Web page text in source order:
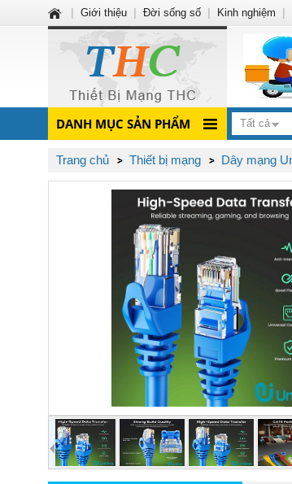
DANH MỤC SẢN PHẨM Tất cả
Trang chủ Thiết bị mạng Dây mạng
Giới thiệu Đời sống số Kinh nghiệm